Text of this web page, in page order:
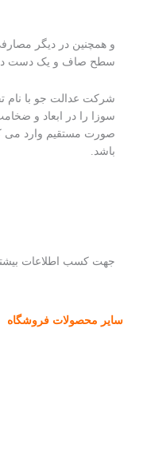
و همچنین در دیگر
سطح صاف و یک دست
شرکت عدالت جو با نام
سوزا را در ابعاد و
صورت مستقیم وارد می
باشد.
جهت کسب اطلاعات بیشتر تماس
سایر محصولات فروشگاه